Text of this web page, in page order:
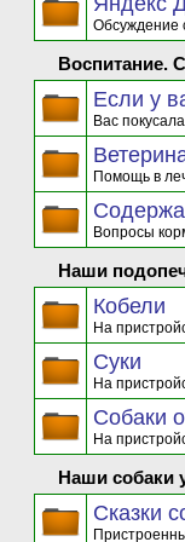
Обсуждение
Воспитание.
Если у
Вас
Помощь в
Вопросы
Наши
Кобели
На
Суки
На
Собаки
На
Наши собаки
Сказки